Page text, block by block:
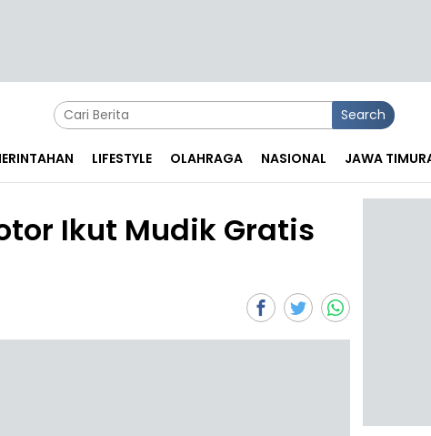
Search
LIFESTYLE OLAHRAGA NASIONAL JAWA
Ikut Mudik Gratis